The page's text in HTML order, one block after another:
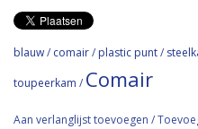
blauw/ comair/ plastic punt/
toupeerkam / Comair
Aan verlanglijst toevoegen /